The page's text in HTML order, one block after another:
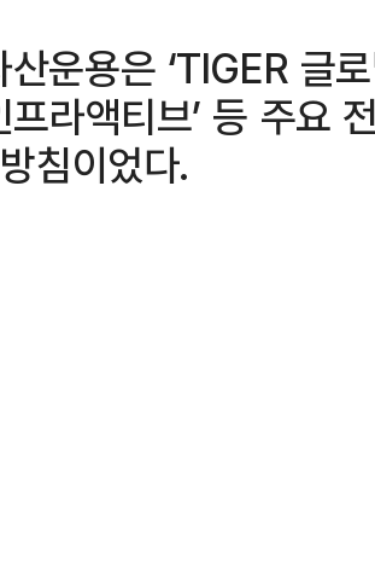
운용은 ‘TIGER 글
라액티브’ 등 주요
침이었다.